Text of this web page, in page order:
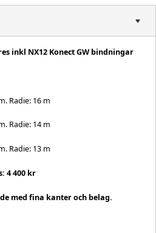
inkl NX12 Konect GW bindningar
Radie: 16 m
Radie: 14 m
Radie: 13 m
4 400 kr
med fina kanter och belag.